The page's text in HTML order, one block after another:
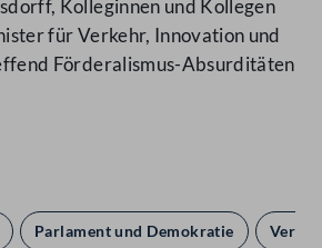
Kolleginnen und Kollegen
für Verkehr, Innovation und
Förderalismus-Absurditäten
Parlament und Demokratie